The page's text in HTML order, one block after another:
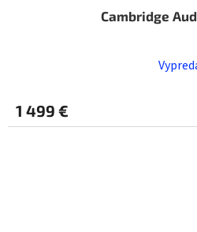
Cambridge
1 499 €